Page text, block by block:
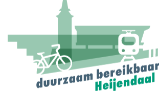
Je komt er
Mét comfort
kleine CO2-